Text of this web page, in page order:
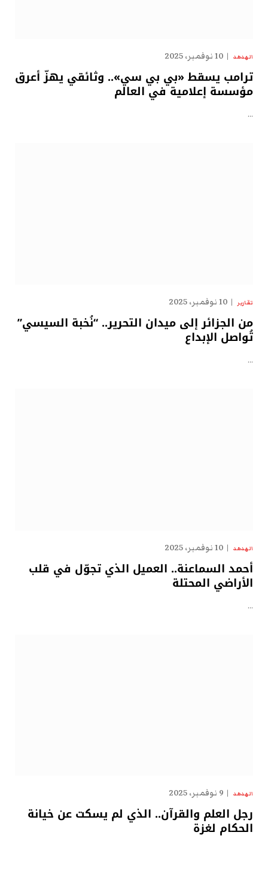
الهدهد 10 نوفمبر، 2025
ترامب يسقط «بي بي سي».. وثائقي يهزّ أعرق
مؤسسة إعلامية في العالم
…
تقارير 10 نوفمبر، 2025
من الجزائر إلى ميدان التحرير.. “نُخبة السيسي”
تُواصل الإبداع
…
الهدهد 10 نوفمبر، 2025
أحمد السماعنة.. العميل الذي تجوّل في قلب
الأراضي المحتلة
…
الهدهد 9 نوفمبر، 2025
رجل العلم والقرآن.. الذي لم يسكت عن خيانة
الحكام لغزة